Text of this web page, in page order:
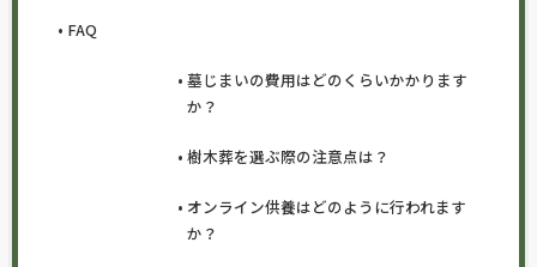
FAQ
墓じまいの費用はどのくらいかかります
か？
樹木葬を選ぶ際の注意点は？
オンライン供養はどのように行われます
か？